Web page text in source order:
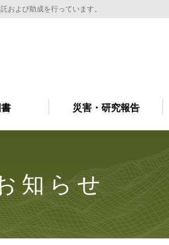
および助成を行っています。
災害・研究報告
知らせ